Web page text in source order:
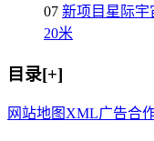
07 新项目星际宇
20米
目录[+]
网站地图XML广告合